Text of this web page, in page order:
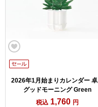
2026年1月始まりカレンダー
グッドモーニング Green
税込 1,760 円